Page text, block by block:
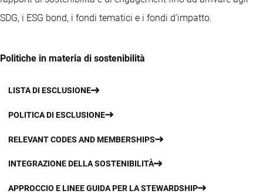
SDG, i ESG bond, i fondi tematici e i fondi d’impatto.
Politiche in materia di sostenibilità
LISTA DI ESCLUSIONE
POLITICA DI ESCLUSIONE
RELEVANT CODES AND MEMBERSHIPS
INTEGRAZIONE DELLA SOSTENIBILITÀ
APPROCCIO E LINEE GUIDA PER LA STEWARDSHIP